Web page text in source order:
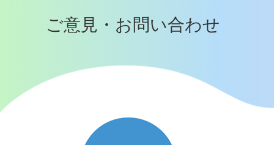
ご意見・お問い合わせ